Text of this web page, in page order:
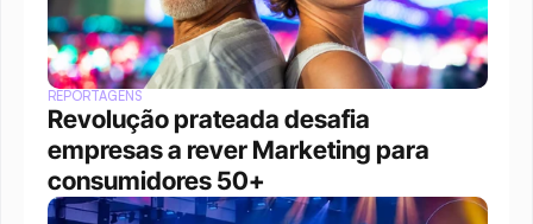
REPORTAGENS
Revolução prateada desafia
empresas a rever Marketing para
consumidores 50+